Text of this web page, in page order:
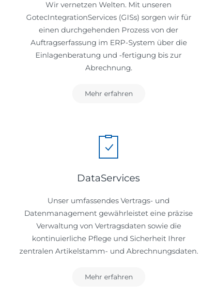
Wir vernetzen Welten. Mit unseren
GotecIntegrationServices (GISs) sorgen wir für
einen durchgehenden Prozess von der
Auftragserfassung im ERP-System über die
Einlagenberatung und -fertigung bis zur
Abrechnung.
Mehr erfahren
DataServices
Unser umfassendes Vertrags- und
Datenmanagement gewährleistet eine präzise
Verwaltung von Vertragsdaten sowie die
kontinuierliche Pflege und Sicherheit Ihrer
zentralen Artikelstamm- und Abrechnungsdaten.
Mehr erfahren